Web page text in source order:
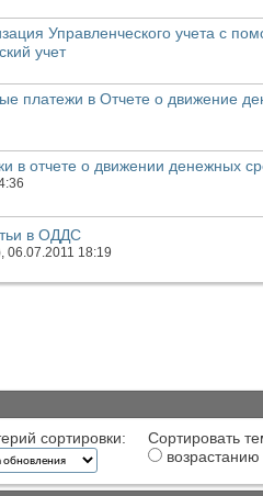
Управленческого учета с
учет
платежи в Отчете о движение
в отчете о движении денежных
в ОДДС
, 06.07.2011 18:19
сортировки:
Сортировать
возрастанию